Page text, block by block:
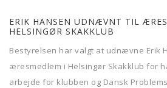
ERIK HANSEN UDNÆVNT TIL
HELSINGØR SKAKKLUB
Bestyrelsen har valgt at udnævne Erik
æresmedlem i Helsingør Skakklub for
arbejde for klubben og Dansk